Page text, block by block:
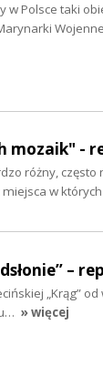
w Polsce taki
mozaik" -
różny,
w
–
„Krąg”
» więcej